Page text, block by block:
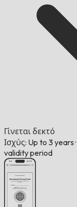
Γίνεται δεκτό
Ισχύς: Up to 3 years ·
validity period